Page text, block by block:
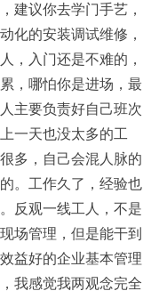
建议你去学门手艺，
化的安装调试维修，
，入门还是不难的，
，哪怕你是进场，最
主要负责好自己班次
一天也没太多的工
多，自己会混人脉的
。工作久了，经验也
反观一线工人，不是
场管理，但是能干到
益好的企业基本管理
我感觉我两观念完全